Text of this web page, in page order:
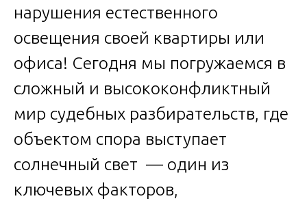
нарушения естественного
освещения своей квартиры или
офиса! Сегодня мы погружаемся в
сложный и высококонфликтный
мир судебных разбирательств, где
объектом спора выступает
солнечный свет — один из
ключевых факторов,